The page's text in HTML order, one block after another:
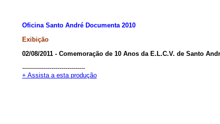
Oficina Santo André Documenta 2010
Exibição
02/08/2011 - Comemoração de 10 Anos da E.L.C.V. de Santo
--------------------------------
+ Assista a esta produção